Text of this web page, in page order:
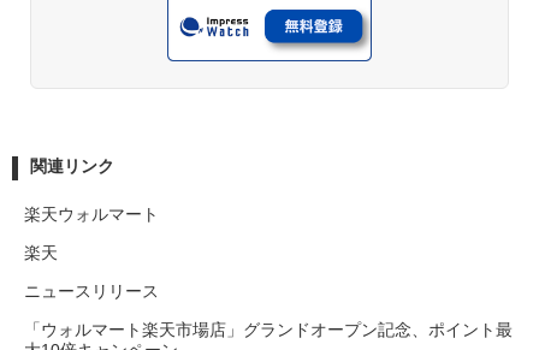
関連リンク
楽天ウォルマート
楽天
ニュースリリース
「ウォルマート楽天市場店」グランドオープン記念、ポイント最